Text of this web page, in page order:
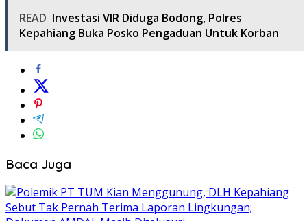
READ Investasi VIR Diduga Bodong, Polres
Kepahiang Buka Posko Pengaduan Untuk Korban
Baca Juga